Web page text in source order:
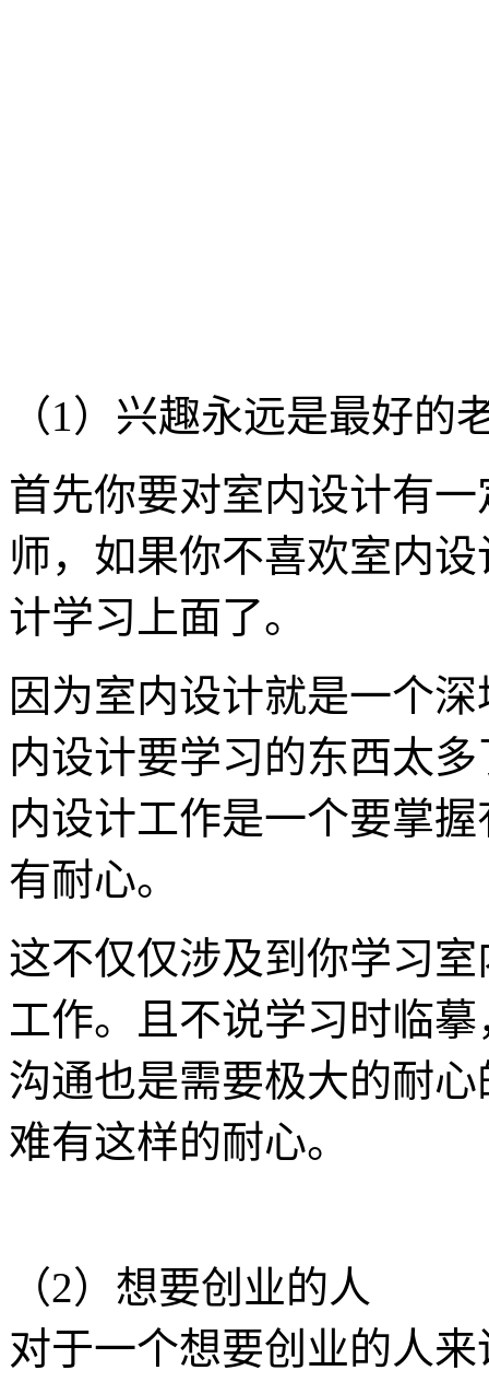
（1）兴趣永远是最好的
首先你要对室内设计有
师，如果你不喜欢室内
计学习上面了。
因为室内设计就是一个
内设计要学习的东西太
内设计工作是一个要掌
有耐心。
这不仅仅涉及到你学习
工作。且不说学习时临
沟通也是需要极大的耐
难有这样的耐心。
（2）想要创业的人
对于一个想要创业的人